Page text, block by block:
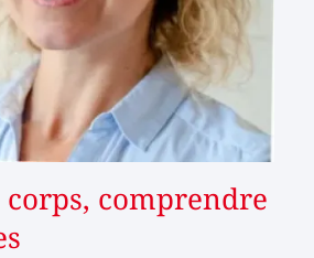
corps, comprendre